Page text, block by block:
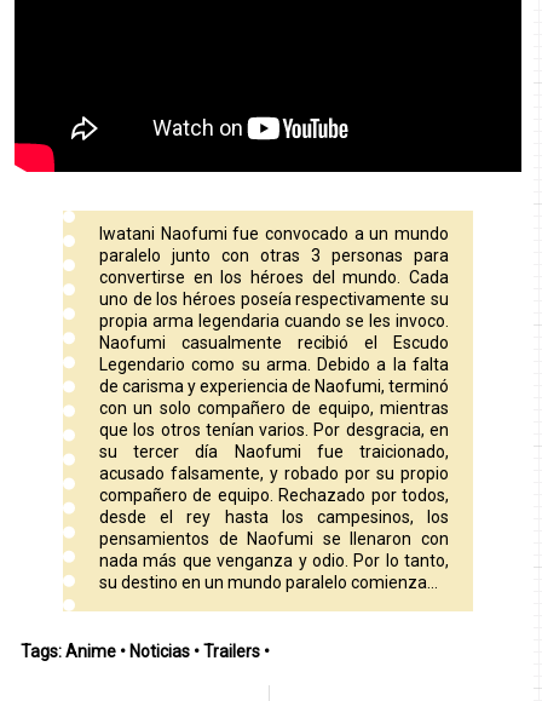
Iwatani Naofumi fue convocado a un mundo
paralelo junto con otras 3 personas para
convertirse en los héroes del mundo. Cada
uno de los héroes poseía respectivamente su
propia arma legendaria cuando se les invoco.
Naofumi casualmente recibió el Escudo
Legendario como su arma. Debido a la falta
de carisma y experiencia de Naofumi, terminó
con un solo compañero de equipo, mientras
que los otros tenían varios. Por desgracia, en
su tercer día Naofumi fue traicionado,
acusado falsamente, y robado por su propio
compañero de equipo. Rechazado por todos,
desde el rey hasta los campesinos, los
pensamientos de Naofumi se llenaron con
nada más que venganza y odio. Por lo tanto,
su destino en un mundo paralelo comienza…
Tags:Anime • Noticias •Trailers •